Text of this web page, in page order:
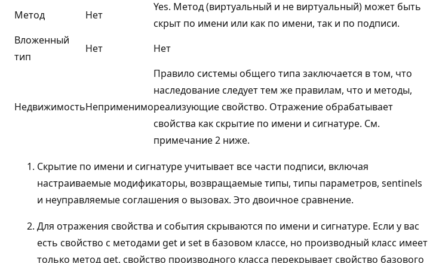
Метод
Нет
Yes. Метод (виртуальный и не виртуальный) может быть
скрыт по имени или как по имени, так и по подписи.
Вложенный
тип
Нет Нет
НедвижимостьНеприменимо
Правило системы общего типа заключается в том, что
наследование следует тем же правилам, что и методы,
реализующие свойство. Отражение обрабатывает
свойства как скрытие по имени и сигнатуре. См.
примечание 2 ниже.
Скрытие по имени и сигнатуре учитывает все части подписи, включая
настраиваемые модификаторы, возвращаемые типы, типы параметров, sentinels
и неуправляемые соглашения о вызовах. Это двоичное сравнение.
Для отражения свойства и события скрываются по имени и сигнатуре. Если у вас
есть свойство с методами get и set в базовом классе, но производный класс имеет
только метод get, свойство производного класса перекрывает свойство базового